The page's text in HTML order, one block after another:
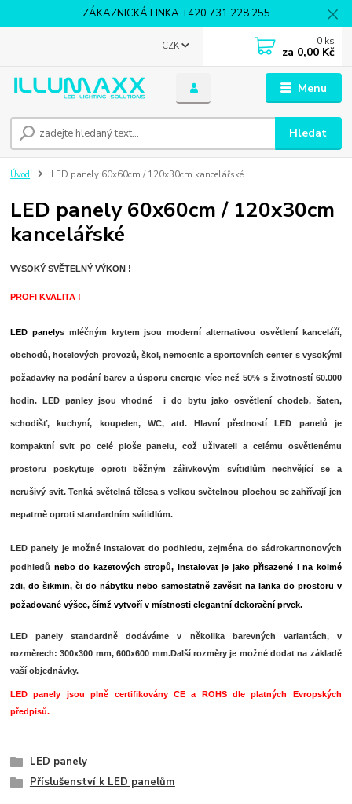
ZÁKAZNICKÁ LINKA +420 731 228 255
Menu
CZK
Hledat
0 ks
za 0,00 Kč
Úvod LED panely 60x60cm / 120x30cm kancelářské
LED panely 60x60cm / 120x30cm
kancelářské
VYSOKÝ SVĚTELNÝ VÝKON !
PROFI KVALITA !
LED panelys mléčným krytem jsou moderní alternativou osvětlení kanceláří,
obchodů, hotelových provozů, škol, nemocnic a sportovních center s vysokými
požadavky na podání barev a úsporu energie více než 50% s životností 60.000
hodin. LED panley jsou vhodné i do bytu jako osvětlení chodeb, šaten,
schodišť, kuchyní, koupelen, WC, atd. Hlavní předností LED panelů je
kompaktní svit po celé ploše panelu, což uživateli a celému osvětlenému
prostoru poskytuje oproti běžným zářivkovým svítidlům nechvějící se a
nerušivý svit. Tenká světelná tělesa s velkou světelnou plochou se zahřívají jen
nepatrně oproti standardním svítidlům.
LED panely je možné instalovat do podhledu, zejména do sádrokartnonových
podhledů nebo do kazetových stropů, instalovat je jako přisazené i na kolmé
zdi, do šikmin, či do nábytku nebo samostatně zavěsit na lanka do prostoru v
požadované výšce, čímž vytvoří v místnosti elegantní dekorační prvek.
LED panely standardně dodáváme v několika barevných variantách, v
rozměrech: 300x300 mm, 600x600 mm.Další rozměry je možné dodat na základě
vaší objednávky.
LED panely jsou plně certifikovány CE a ROHS dle platných Evropských
předpisů.
LED panely
Příslušenství k LED panelům